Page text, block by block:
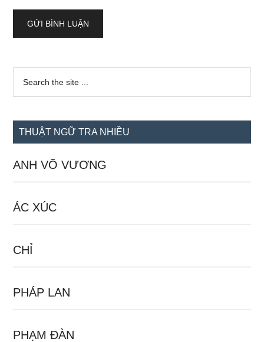
Sidebar
chính
...
THUẬT NGỮ TRA NHIỀU
ANH VÕ VƯƠNG
ÁC XÚC
CHỈ
PHÁP LAN
PHẠM ĐÀN